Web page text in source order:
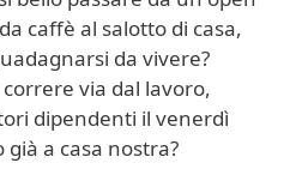
caffè al salotto di casa,
da vivere?
via dal lavoro,
dipendenti il venerdì
a casa nostra?